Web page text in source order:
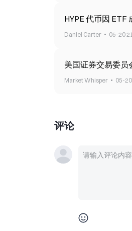
HYPE 代币因 ETF
Daniel Carter 05-20
美国证券交易委员
Market Whisper 05-
评论